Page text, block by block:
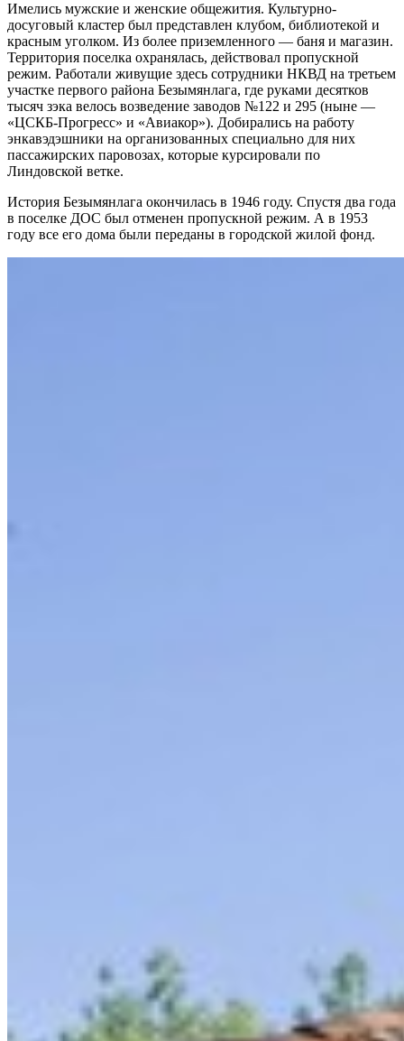
Имелись мужские и женские общежития. Культурно-
досуговый кластер был представлен клубом, библиотекой и
красным уголком. Из более приземленного — баня и магазин.
Территория поселка охранялась, действовал пропускной
режим. Работали живущие здесь сотрудники НКВД на третьем
участке первого района Безымянлага, где руками десятков
тысяч зэка велось возведение заводов №122 и 295 (ныне —
«ЦСКБ-Прогресс» и «Авиакор»). Добирались на работу
энкавэдэшники на организованных специально для них
пассажирских паровозах, которые курсировали по
Линдовской ветке.
История Безымянлага окончилась в 1946 году. Спустя два года
в поселке ДОС был отменен пропускной режим. А в 1953
году все его дома были переданы в городской жилой фонд.